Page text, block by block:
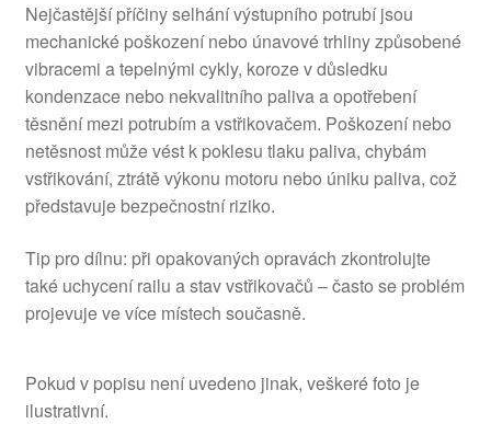
Nejčastější příčiny selhání výstupního potrubí jsou
mechanické poškození nebo únavové trhliny způsobené
vibracemi a tepelnými cykly, koroze v důsledku
kondenzace nebo nekvalitního paliva a opotřebení
těsnění mezi potrubím a vstřikovačem. Poškození nebo
netěsnost může vést k poklesu tlaku paliva, chybám
vstřikování, ztrátě výkonu motoru nebo úniku paliva, což
představuje bezpečnostní riziko.
Tip pro dílnu: při opakovaných opravách zkontrolujte
také uchycení railu a stav vstřikovačů – často se problém
projevuje ve více místech současně.
Pokud v popisu není uvedeno jinak, veškeré foto je
ilustrativní.